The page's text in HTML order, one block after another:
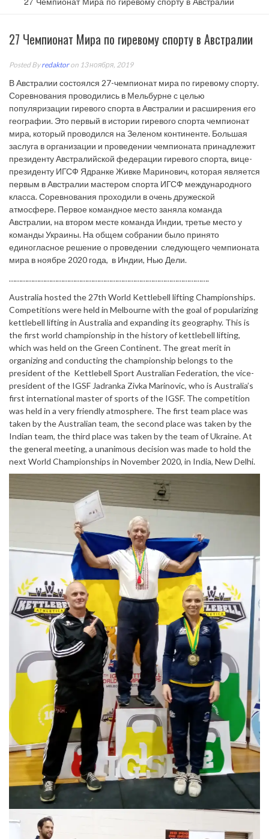
27 Чемпионат Мира по гиревому спорту в Австралии
Posted Byredaktoron 13 ноября, 2019
В Австралии состоялся 27-чемпионат мира по гиревому спорту.
Соревнования проводились в Мельбурне с целью
популяризации гиревого спорта в Австралии и расширения его
географии. Это первый в истории гиревого спорта чемпионат
мира, который проводился на Зеленом континенте. Большая
заслуга в организации и проведении чемпионата принадлежит
президенту Австралийской федерации гиревого спорта, вице-
президенту ИГСФ Ядранке Живке Маринович, которая является
первым в Австралии мастером спорта ИГСФ международного
класса. Соревнования проходили в очень дружеской
атмосфере. Первое командное место заняла команда
Австралии, на втором месте команда Индии, третье место у
команды Украины. На общем собрании было принято
единогласное решение о проведении следующего чемпионата
мира в ноябре 2020 года, в Индии, Нью Дели.
……………………………………………………………………………………….
Australia hosted the 27th World Kettlebell lifting Championships.
Competitions were held in Melbourne with the goal of popularizing
kettlebell lifting in Australia and expanding its geography. This is
the first world championship in the history of kettlebell lifting,
which was held on the Green Continent. The great merit in
organizing and conducting the championship belongs to the
president of the Kettlebell Sport Australian Federation, the vice-
president of the IGSF Jadranka Zivka Marinovic, who is Australia’s
first international master of sports of the IGSF. The competition
was held in a very friendly atmosphere. The first team place was
taken by the Australian team, the second place was taken by the
Indian team, the third place was taken by the team of Ukraine. At
the general meeting, a unanimous decision was made to hold the
next World Championships in November 2020, in India, New Delhi.